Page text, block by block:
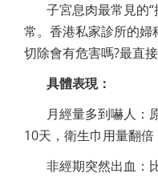
子宮息肉最常見的
常。香港私家診所的婦
切除會有危害嗎?最直
具體表現：
月經量多到嚇人：
10天，衛生巾用量翻倍
非經期突然出血：